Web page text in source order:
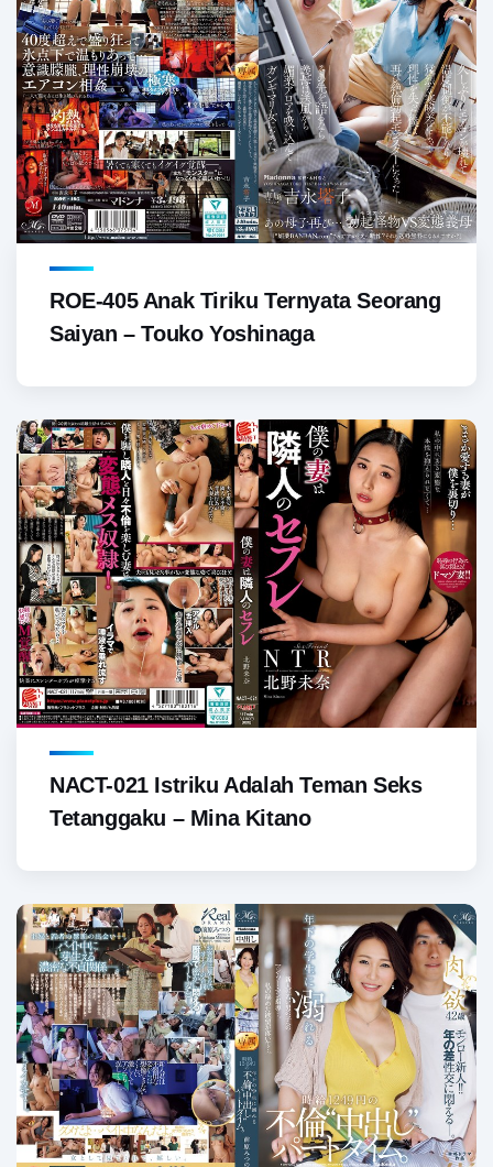
ROE-405 Anak Tiriku Ternyata Seorang
Saiyan – Touko Yoshinaga
NACT-021 Istriku Adalah Teman Seks
Tetanggaku – Mina Kitano